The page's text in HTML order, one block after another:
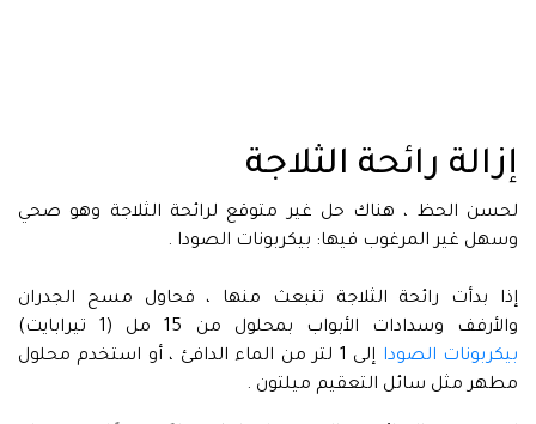
إزالة رائحة الثلاجة
لحسن الحظ ، هناك حل غير متوقع لرائحة الثلاجة وهو صحي
وسهل غير المرغوب فيها: بيكربونات الصودا .
إذا بدأت رائحة الثلاجة تنبعث منها ، فحاول مسح الجدران
والأرفف وسدادات الأبواب بمحلول من 15 مل (1 تيرابايت)
بيكربونات الصودا
إلى 1 لتر من الماء الدافئ ، أو استخدم محلول
مطهر مثل سائل التعقيم ميلتون .